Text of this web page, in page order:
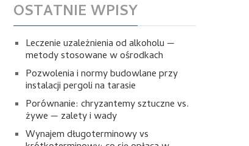
OSTATNIE WPISY
Leczenie uzależnienia od alkoholu —
metody stosowane w ośrodkach
Pozwolenia i normy budowlane przy
instalacji pergoli na tarasie
Porównanie: chryzantemy sztuczne vs.
żywe — zalety i wady
Wynajem długoterminowy vs